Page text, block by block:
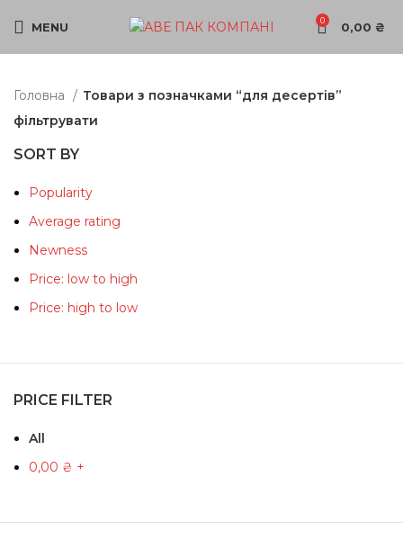
MENU 0 0,00 ₴
Головна
Товари з позначками “для десертів”
фільтрувати
SORT BY
Popularity
Average rating
Newness
Price: low to high
Price: high to low
PRICE FILTER
All
0,00 ₴ +